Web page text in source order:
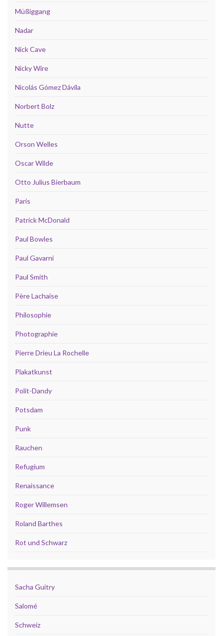
Müßiggang
Nadar
Nick Cave
Nicky Wire
Nicolás Gómez Dávila
Norbert Bolz
Nutte
Orson Welles
Oscar Wilde
Otto Julius Bierbaum
Paris
Patrick McDonald
Paul Bowles
Paul Gavarni
Paul Smith
Père Lachaise
Philosophie
Photographie
Pierre Drieu La Rochelle
Plakatkunst
Polit-Dandy
Potsdam
Punk
Rauchen
Refugium
Renaissance
Roger Willemsen
Roland Barthes
Rot und Schwarz
Sacha Guitry
Salomé
Schweiz